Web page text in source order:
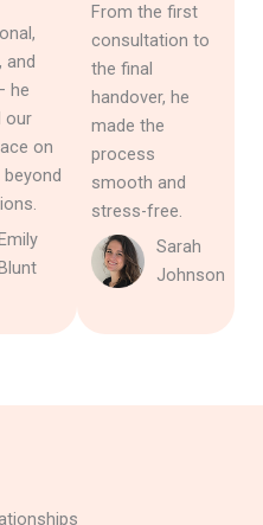
and
he
our
on
From the first
consultation to
the final
handover, he
made the
process
smooth and
stress-free.
Sarah
Johnson